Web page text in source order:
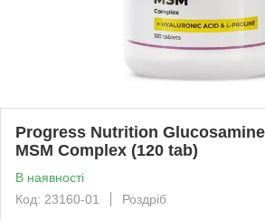
Progress Nutrition
MSM Complex (120 tab)
В наявності
Код: 23160-01
Роздріб